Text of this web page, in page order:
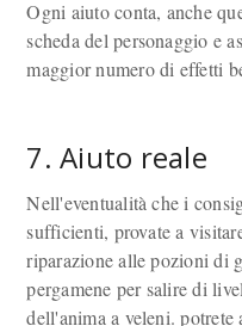
Ogni aiuto conta, anche
scheda del personaggio e
maggior numero di effetti
7. Aiuto reale
Nell'eventualità che i
sufficienti, provate a
riparazione alle pozioni di
pergamene per salire di
dell'anima a veleni.